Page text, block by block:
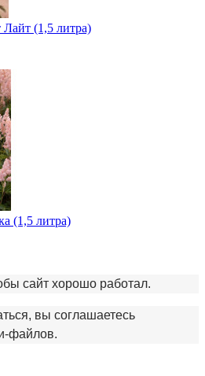
(1,5 литра)
(1,5 литра)
сайт хорошо работал.
вы соглашаетесь